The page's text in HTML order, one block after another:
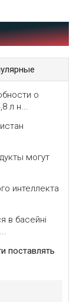
о
л н...
могут
интеллекта
в басейні
поставлять